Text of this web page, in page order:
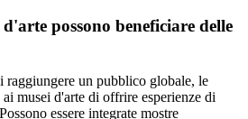
possono beneficiare delle
un pubblico globale, le
musei d'arte di offrire esperienze di
essere integrate mostre